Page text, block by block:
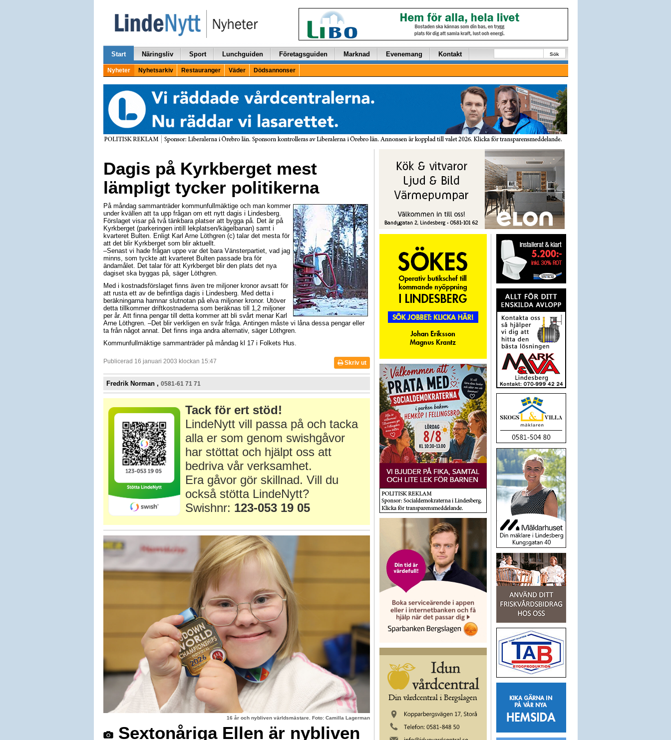
Start Näringsliv Sport Lunchguiden Företagsguiden Marknad Evenemang Kontakt Sök
Nyheter Nyhetsarkiv Restauranger Väder Dödsannonser
Dagis på Kyrkberget mest
lämpligt tycker politikerna
På måndag sammanträder kommunfullmäktige och man kommer
under kvällen att ta upp frågan om ett nytt dagis i Lindesberg.
Förslaget visar på två tänkbara platser att bygga på. Det är på
Kyrkberget (parkeringen intill lekplatsen/kägelbanan) samt i
kvarteret Bulten. Enligt Karl Arne Löthgren (c) talar det mesta för
att det blir Kyrkberget som blir aktuellt.
–Senast vi hade frågan uppe var det bara Vänsterpartiet, vad jag
minns, som tyckte att kvarteret Bulten passade bra för
ändamålet. Det talar för att Kyrkberget blir den plats det nya
dagiset ska byggas på, säger Löthgren.
Med i kostnadsförslaget finns även tre miljoner kronor avsatt för
att rusta ett av de befintliga dagis i Lindesberg. Med detta i
beräkningarna hamnar slutnotan på elva miljoner kronor. Utöver
detta tillkommer driftkostnaderna som beräknas till 1,2 miljoner
per år. Att finna pengar till detta kommer att bli svårt menar Karl
Arne Löthgren. –Det blir verkligen en svår fråga. Antingen måste vi låna dessa pengar eller
ta från något annat. Det finns inga andra alternativ, säger Löthgren.
Kommunfullmäktige sammanträder på måndag kl 17 i Folkets Hus.
Publicerad 16 januari 2003 klockan 15:47 Skriv ut
Fredrik Norman , 0581-61 71 71
Tack för ert stöd!
LindeNytt vill passa på och tacka
alla er som genom swishgåvor
har stöttat och hjälpt oss att
bedriva vår verksamhet.
Era gåvor gör skillnad. Vill du
också stötta LindeNytt?
Swishnr: 123-053 19 05
16 år och nybliven världsmästare. Foto: Camilla Lagerman
Sextonåriga Ellen är nybliven